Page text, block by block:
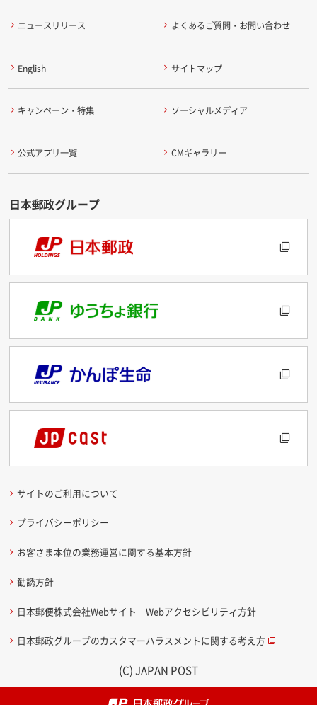
ニュースリリース よくあるご質問・お問い合わせ
English サイトマップ
キャンペーン・特集 ソーシャルメディア
公式アプリ一覧 CMギャラリー
サイトのご利用について
プライバシーポリシー
お客さま本位の業務運営に関する基本方針
勧誘方針
日本郵便株式会社Webサイト Webアクセシビリティ方針
日本郵政グループのカスタマーハラスメントに関する考え方
(C) JAPAN POST